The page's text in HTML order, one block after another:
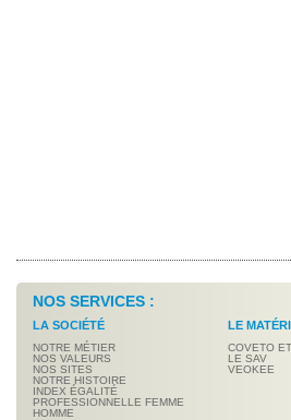
NOS SERVICES :
LA SOCIÉTÉ
NOTRE MÉTIER
NOS VALEURS
NOS SITES
NOTRE HISTOIRE
INDEX ÉGALITÉ
PROFESSIONNELLE FEMME
HOMME
LE
COVETO
LE SAV
VEOKEE